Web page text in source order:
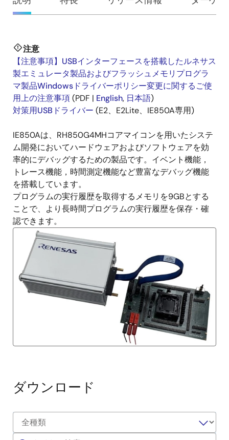
要
説
明
注意
【注意事項】USBインターフェースを搭載したルネサス
製エミュレータ製品およびフラッシュメモリプログラ
マ製品Windowsドライバーポリシー変更に関するご使
用上の注意事項(PDF | English, 日本語)
対策用USBドライバー (E2、E2Lite、IE850A専用)
IE850Aは、RH850G4MHコアマイコンを用いたシステ
ム開発においてハードウェアおよびソフトウェアを効
率的にデバッグするための製品です。イベント機能，
トレース機能，時間測定機能など豊富なデバッグ機能
を搭載しています。
プログラムの実行履歴を取得するメモリを9GBとする
ことで、より長時間プログラムの実行履歴を保存・確
認できます。
ダウンロード